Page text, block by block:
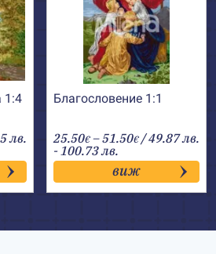
1:4
лв.
Благословение 1:1
25.50€ –51.50€Price
range:
25.50€
through
51.50€
/ 49.87 лв.
- 100.73 лв.
виж